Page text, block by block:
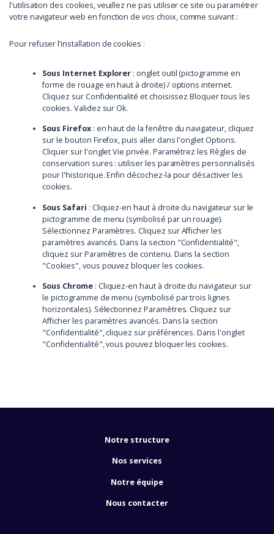
l'utilisation des cookies, veuillez ne pas utiliser ce site ou paramétrer
votre navigateur web en fonction de vos choix, comme suivant :
Pour refuser l’installation de cookies :
Sous Internet Explorer : onglet outil (pictogramme en
forme de rouage en haut à droite) / options internet.
Cliquez sur Confidentialité et choisissez Bloquer tous les
cookies. Validez sur Ok.
Sous Firefox: en haut de la fenêtre du navigateur, cliquez
sur le bouton Firefox, puis aller dans l'onglet Options.
Cliquer sur l'onglet Vie privée. Paramétrez les Règles de
conservation sures : utiliser les paramètres personnalisés
pour l'historique. Enfin décochez-la pour désactiver les
cookies.
Sous Safari : Cliquez-en haut à droite du navigateur sur le
pictogramme de menu (symbolisé par un rouage).
Sélectionnez Paramètres. Cliquez sur Afficher les
paramètres avancés. Dans la section "Confidentialité",
cliquez sur Paramètres de contenu. Dans la section
"Cookies", vous pouvez bloquer les cookies.
Sous Chrome: Cliquez-en haut à droite du navigateur sur
le pictogramme de menu (symbolisé par trois lignes
horizontales). Sélectionnez Paramètres. Cliquez sur
Afficher les paramètres avancés. Dans la section
"Confidentialité", cliquez sur préférences. Dans l'onglet
"Confidentialité", vous pouvez bloquer les cookies.
Notre structure
Nos services
Notre équipe
Nous contacter